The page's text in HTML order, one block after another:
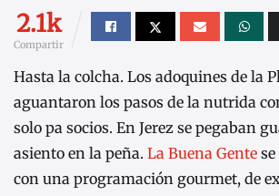
2.1k
Compartir
Hasta la colcha. Los adoquines de la
aguantaron los pasos de la nutrida
solo pa socios. En Jerez se pegaban
asiento en la peña. La Buena Gente
con una programación gourmet, de